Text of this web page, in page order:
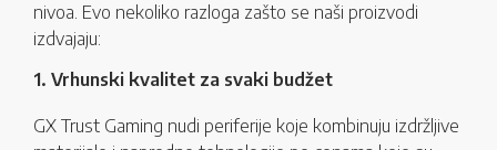
nivoa. Evo nekoliko razloga zašto se naši proizvodi
izdvajaju:
1. Vrhunski kvalitet za svaki budžet
GX Trust Gaming nudi periferije koje kombinuju izdržljive